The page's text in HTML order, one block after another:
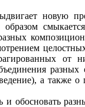
новую
разных
а также
и обосновать